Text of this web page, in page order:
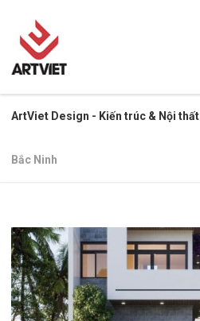
ArtViet Design - Kiến trúc & Nội thất
Bắc Ninh